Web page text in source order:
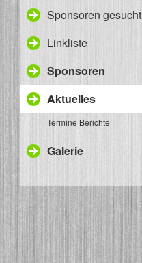
Sponsoren gesucht
Linkliste
Sponsoren
Aktuelles
Termine Berichte
Galerie